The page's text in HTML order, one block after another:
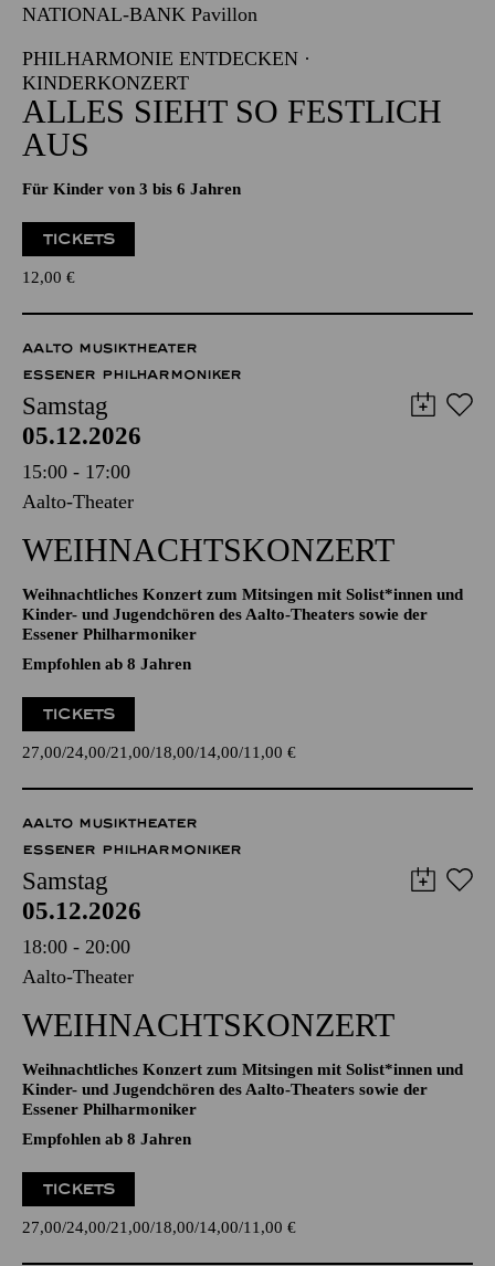
05.12.2026
15:00 - 16:00
NATIONAL-BANK Pavillon
PHILHARMONIE ENTDECKEN ·
KINDERKONZERT
ALLES SIEHT SO FESTLICH
Für Kinder von 3 bis 6 Jahren
12,00€
AALTO MUSIKTHEATER
ESSENER PHILHARMONIKER
Samstag
05.12.2026
15:00 - 17:00
WEIHNACHTS­KONZERT
Weihnachtliches Konzert zum Mitsingen mit Solist*innen und
Essener Philharmoniker
Empfohlen ab 8 Jahren
27,00 24,00 21,00 18,00
AALTO MUSIKTHEATER
ESSENER PHILHARMONIKER
Samstag
05.12.2026
18:00 - 20:00
WEIHNACHTS­KONZERT
Weihnachtliches Konzert zum Mitsingen mit Solist*innen und
Essener Philharmoniker
Empfohlen ab 8 Jahren